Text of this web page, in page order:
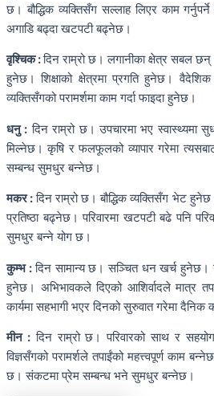
छ। बौद्धिक व्यक्तिसँग सल्लाह लिएर काम
अगाडि बढ्दा खटपटी बढ्नेछ।
वृश्चिक :दिन राम्रो छ। लगानीका क्षेत्र सबल
हुनेछ। शिक्षाको क्षेत्रमा प्रगति हुनेछ। वैदेशिक
व्यक्तिसँगको परामर्शमा काम गर्दा फाइदा हुनेछ।
धनु : दिन राम्रो छ। उपचारमा भए
मिल्नेछ। कृषि र फलफूलको व्यापार गरेमा
सम्बन्ध सुमधुर बन्नेछ।
मकर :दिन राम्रो छ। बौद्धिक व्यक्तिसँग भेट
प्रतिष्ठा बढ्नेछ। परिवारमा खटपटी बढे पनि
सुमधुर बन्ने योग छ।
कुम्भ :दिन सामान्य छ। सञ्चित धन खर्च हुनेछ।
हुनेछ। अभिभावकले दिएको आशिर्वादले मात्र
कार्यमा सहभागी भएर दिनको सुरुवात गरेमा
मीन :दिन राम्रो छ। परिवारको साथ र
विज्ञसँगको परामर्शले तपाईंको महत्त्वपूर्ण काम
छ। संकटमा प्रेम सम्बन्ध भने सुमधुर बन्नेछ।